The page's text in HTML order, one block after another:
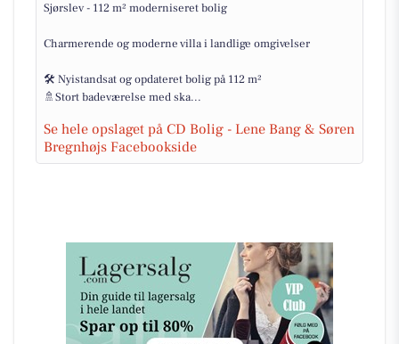
Sjørslev - 112 m² moderniseret bolig
Charmerende og moderne villa i landlige omgivelser
🛠 Nyistandsat og opdateret bolig på 112 m²
🚿Stort badeværelse med ska...
Se hele opslaget på CD Bolig - Lene Bang & Søren
Bregnhøjs Facebookside